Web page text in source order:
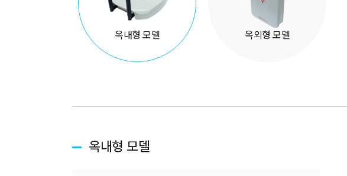
옥내형 모델 옥외형 모델
옥내형 모델